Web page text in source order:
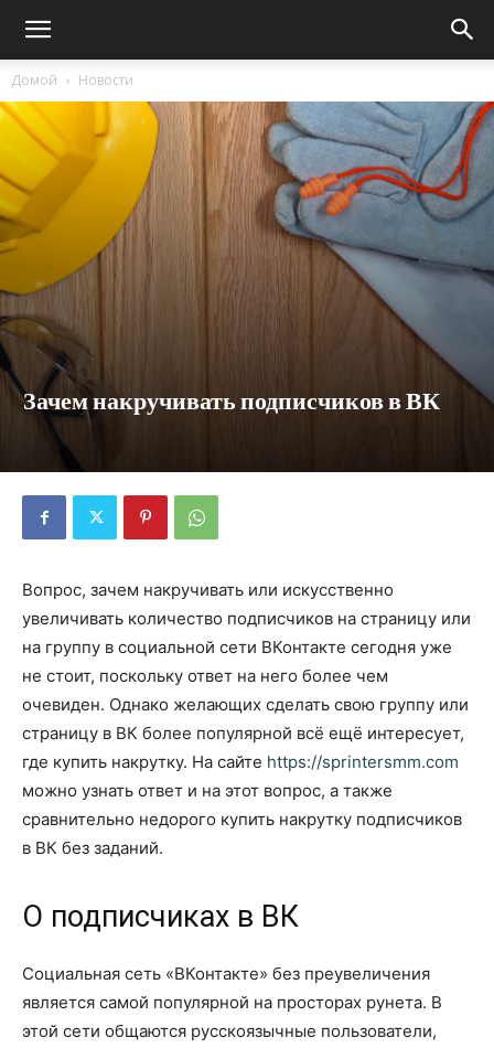
Домой Новости
Зачем накручивать подписчиков в ВК
Вопрос, зачем накручивать или искусственно
увеличивать количество подписчиков на страницу или
на группу в социальной сети ВКонтакте сегодня уже
не стоит, поскольку ответ на него более чем
очевиден. Однако желающих сделать свою группу или
страницу в ВК более популярной всё ещё интересует,
где купить накрутку. На сайте https://sprintersmm.com
можно узнать ответ и на этот вопрос, а также
сравнительно недорого купить накрутку подписчиков
в ВК без заданий.
О подписчиках в ВК
Социальная сеть «ВКонтакте» без преувеличения
является самой популярной на просторах рунета. В
этой сети общаются русскоязычные пользователи,